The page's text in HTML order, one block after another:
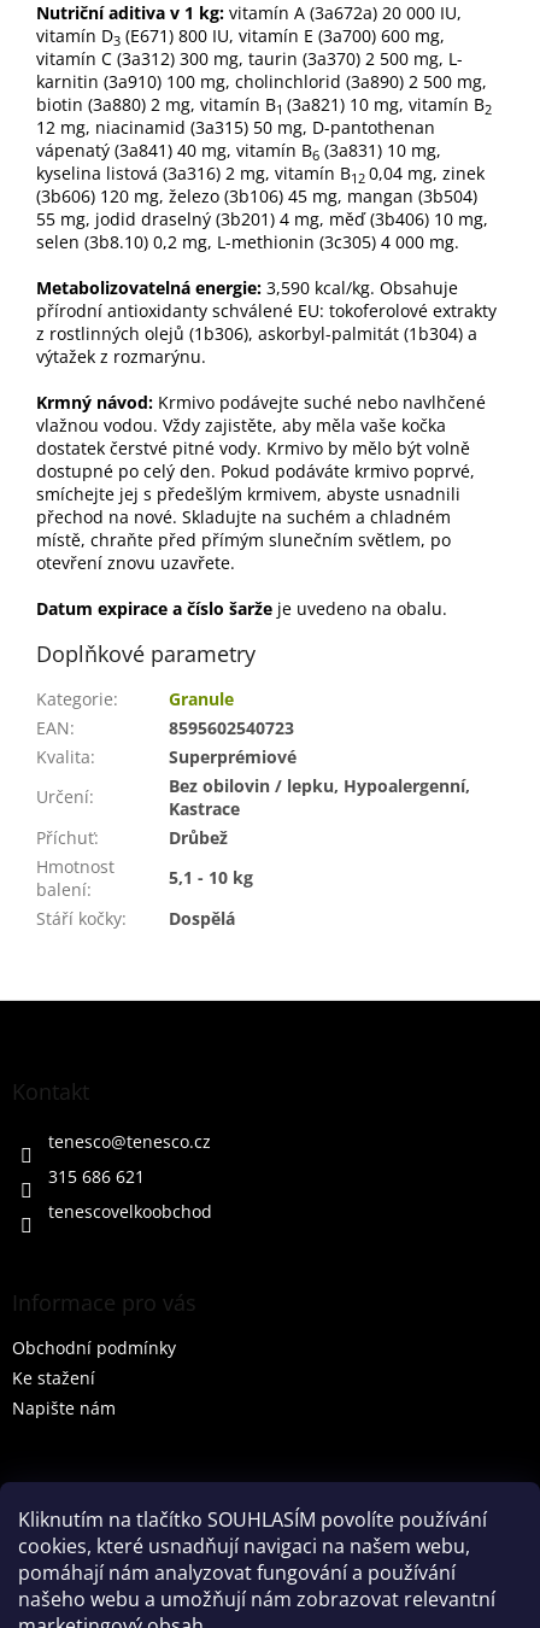
Kliknutím na tlačítko SOUHLASÍM povolíte používání
cookies, které usnadňují navigaci na našem webu,
pomáhají nám analyzovat fungování a používání
našeho webu a umožňují nám zobrazovat relevantní
Nutriční aditiva v 1 kg: vitamín A (3a672a) 20 000 IU,
vitamín D3 (E671) 800 IU, vitamín E (3a700) 600 mg,
vitamín C (3a312) 300 mg, taurin (3a370) 2 500 mg, L-
karnitin (3a910) 100 mg, cholinchlorid (3a890) 2 500 mg,
biotin (3a880) 2 mg, vitamín B1 (3a821) 10 mg, vitamín B2
12 mg, niacinamid (3a315) 50 mg, D-pantothenan
vápenatý (3a841) 40 mg, vitamín B6 (3a831) 10 mg,
kyselina listová (3a316) 2 mg, vitamín B12 0,04 mg, zinek
(3b606) 120 mg, železo (3b106) 45 mg, mangan (3b504)
55 mg, jodid draselný (3b201) 4 mg, měď (3b406) 10 mg,
selen (3b8.10) 0,2 mg, L-methionin (3c305) 4 000 mg.
Metabolizovatelná energie: 3,590 kcal/kg. Obsahuje
přírodní antioxidanty schválené EU: tokoferolové extrakty
z rostlinných olejů (1b306), askorbyl-palmitát (1b304) a
výtažek z rozmarýnu.
Krmný návod: Krmivo podávejte suché nebo navlhčené
vlažnou vodou. Vždy zajistěte, aby měla vaše kočka
dostatek čerstvé pitné vody. Krmivo by mělo být volně
dostupné po celý den. Pokud podáváte krmivo poprvé,
smíchejte jej s předešlým krmivem, abyste usnadnili
přechod na nové. Skladujte na suchém a chladném
místě, chraňte před přímým slunečním světlem, po
otevření znovu uzavřete.
Datum expirace a číslo šarže je uvedeno na obalu.
Doplňkové parametry
Kategorie:
Granule
EAN:
8595602540723
Kvalita:
Superprémiové
Určení:
Bez obilovin / lepku, Hypoalergenní,
Kastrace
Příchuť:
Drůbež
Hmotnost
balení:
5,1 - 10 kg
Stáří kočky: Dospělá
Z
Kontakt
tenesco@tenesco.cz
315 686 621
tenescovelkoobchod
Informace pro vás
Obchodní podmínky
Ke stažení
Napište nám
HLEDAT